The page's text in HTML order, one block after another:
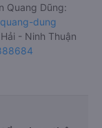
Quang Dũng:
dung
- Ninh Thuận